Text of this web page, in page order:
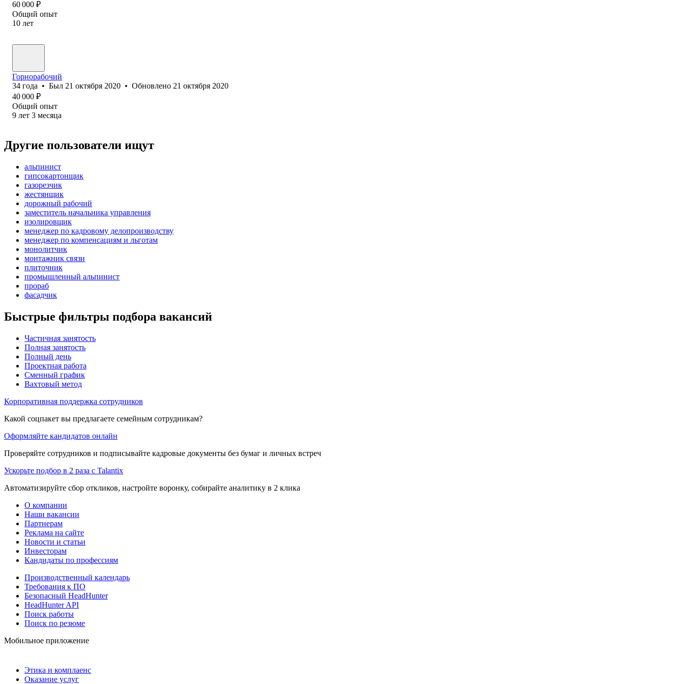
60 000 ₽
Общий опыт
10 лет
Горнорабочий
34 года • Был 21 октября 2020 • Обновлено 21 октября 2020
40 000 ₽
Общий опыт
9 лет 3 месяца
Другие пользователи ищут
альпинист
гипсокартонщик
газорезчик
жестянщик
дорожный рабочий
заместитель начальника управления
изолировщик
менеджер по кадровому делопроизводству
менеджер по компенсациям и льготам
монолитчик
монтажник связи
плиточник
промышленный альпинист
прораб
фасадчик
Быстрые фильтры подбора вакансий
Частичная занятость
Полная занятость
Полный день
Проектная работа
Сменный график
Вахтовый метод
Корпоративная поддержка сотрудников
Какой соцпакет вы предлагаете семейным сотрудникам?
Оформляйте кандидатов онлайн
Проверяйте сотрудников и подписывайте кадровые документы без бумаг и личных встреч
Ускорьте подбор в 2 раза с Talantix
Автоматизируйте сбор откликов, настройте воронку, собирайте аналитику в 2 клика
О компании
Наши вакансии
Партнерам
Реклама на сайте
Новости и статьи
Инвесторам
Кандидаты по профессиям
Производственный календарь
Требования к ПО
Безопасный HeadHunter
HeadHunter API
Поиск работы
Поиск по резюме
Мобильное приложение
Этика и комплаенс
Оказание услуг